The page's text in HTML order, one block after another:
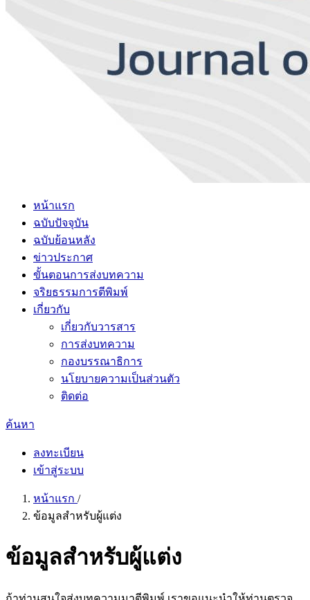
หน้าแรก
ฉบับปัจจุบัน
ฉบับย้อนหลัง
ข่าวประกาศ
ขั้นตอนการส่งบทความ
จริยธรรมการตีพิมพ์
เกี่ยวกับ
เกี่ยวกับวารสาร
การส่งบทความ
กองบรรณาธิการ
นโยบายความเป็นส่วนตัว
ติดต่อ
ค้นหา
ลงทะเบียน
เข้าสู่ระบบ
หน้าแรก /
ข้อมูลสำหรับผู้แต่ง
ข้อมูลสำหรับผู้แต่ง